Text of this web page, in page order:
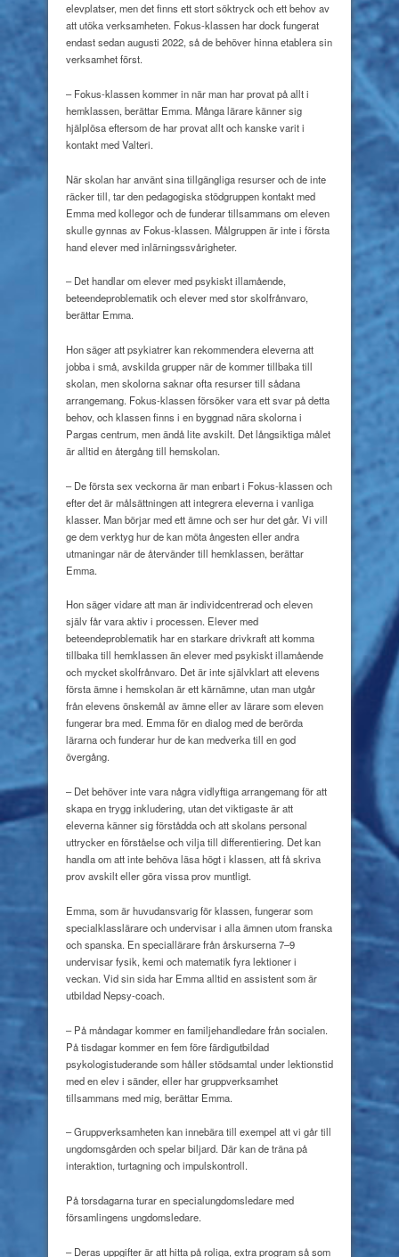
elevplatser, men det finns ett stort söktryck och ett behov av
att utöka verksamheten. Fokus-klassen har dock fungerat
endast sedan augusti 2022, så de behöver hinna etablera sin
verksamhet först.
– Fokus-klassen kommer in när man har provat på allt i
hemklassen, berättar Emma. Många lärare känner sig
hjälplösa eftersom de har provat allt och kanske varit i
kontakt med Valteri.
När skolan har använt sina tillgängliga resurser och de inte
räcker till, tar den pedagogiska stödgruppen kontakt med
Emma med kollegor och de funderar tillsammans om eleven
skulle gynnas av Fokus-klassen. Målgruppen är inte i första
hand elever med inlärningssvårigheter.
– Det handlar om elever med psykiskt illamående,
beteendeproblematik och elever med stor skolfrånvaro,
berättar Emma.
Hon säger att psykiatrer kan rekommendera eleverna att
jobba i små, avskilda grupper när de kommer tillbaka till
skolan, men skolorna saknar ofta resurser till sådana
arrangemang. Fokus-klassen försöker vara ett svar på detta
behov, och klassen finns i en byggnad nära skolorna i
Pargas centrum, men ändå lite avskilt. Det långsiktiga målet
är alltid en återgång till hemskolan.
– De första sex veckorna är man enbart i Fokus-klassen och
efter det är målsättningen att integrera eleverna i vanliga
klasser. Man börjar med ett ämne och ser hur det går. Vi vill
ge dem verktyg hur de kan möta ångesten eller andra
utmaningar när de återvänder till hemklassen, berättar
Emma.
Hon säger vidare att man är individcentrerad och eleven
själv får vara aktiv i processen. Elever med
beteendeproblematik har en starkare drivkraft att komma
tillbaka till hemklassen än elever med psykiskt illamående
och mycket skolfrånvaro. Det är inte självklart att elevens
första ämne i hemskolan är ett kärnämne, utan man utgår
från elevens önskemål av ämne eller av lärare som eleven
fungerar bra med. Emma för en dialog med de berörda
lärarna och funderar hur de kan medverka till en god
övergång.
– Det behöver inte vara några vidlyftiga arrangemang för att
skapa en trygg inkludering, utan det viktigaste är att
eleverna känner sig förstådda och att skolans personal
uttrycker en förståelse och vilja till differentiering. Det kan
handla om att inte behöva läsa högt i klassen, att få skriva
prov avskilt eller göra vissa prov muntligt.
Emma, som är huvudansvarig för klassen, fungerar som
specialklasslärare och undervisar i alla ämnen utom franska
och spanska. En speciallärare från årskurserna 7–9
undervisar fysik, kemi och matematik fyra lektioner i
veckan. Vid sin sida har Emma alltid en assistent som är
utbildad Nepsy-coach.
– På måndagar kommer en familjehandledare från socialen.
På tisdagar kommer en fem före färdigutbildad
psykologistuderande som håller stödsamtal under lektionstid
med en elev i sänder, eller har gruppverksamhet
tillsammans med mig, berättar Emma.
– Gruppverksamheten kan innebära till exempel att vi går till
ungdomsgården och spelar biljard. Där kan de träna på
interaktion, turtagning och impulskontroll.
På torsdagarna turar en specialungdomsledare med
församlingens ungdomsledare.
– Deras uppgifter är att hitta på roliga, extra program så som